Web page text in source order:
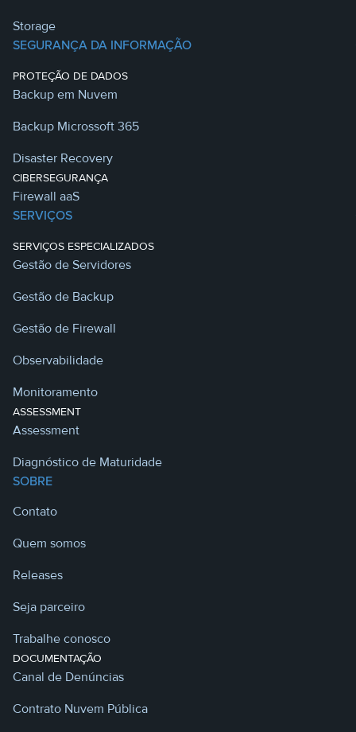
Storage
SEGURANÇA DA INFORMAÇÃO
PROTEÇÃO DE DADOS
Backup em Nuvem
Backup Microssoft 365
Disaster Recovery
CIBERSEGURANÇA
Firewall aaS
SERVIÇOS
SERVIÇOS ESPECIALIZADOS
Gestão de Servidores
Gestão de Backup
Gestão de Firewall
Observabilidade
Monitoramento
ASSESSMENT
Assessment
Diagnóstico de Maturidade
SOBRE
Contato
Quem somos
Releases
Seja parceiro
Trabalhe conosco
DOCUMENTAÇÃO
Canal de Denúncias
Contrato Nuvem Pública